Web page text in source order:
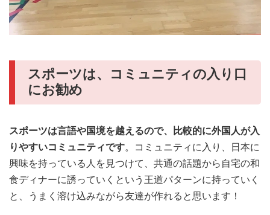
スポーツは、コミュニティの入り口
にお勧め
スポーツは言語や国境を越えるので、比較的に外国人が入
りやすいコミュニティです。コミュニティに入り、日本に
興味を持っている人を見つけて、共通の話題から自宅の和
食ディナーに誘っていくという王道パターンに持っていく
と、うまく溶け込みながら友達が作れると思います！